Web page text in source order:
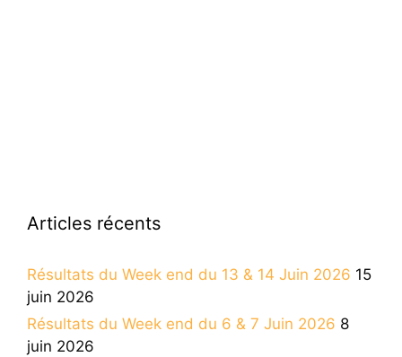
Articles récents
Résultats du Week end du 13 & 14 Juin 2026 15
juin 2026
Résultats du Week end du 6 & 7 Juin 2026 8
juin 2026